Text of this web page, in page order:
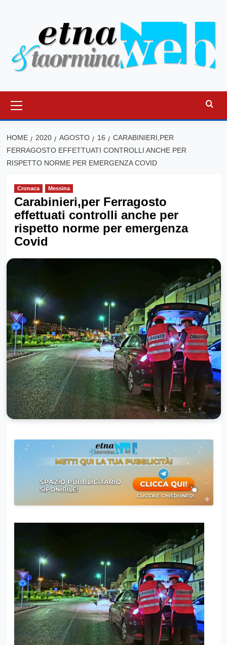
principale
HOME 2020 AGOSTO 16
CARABINIERI,PER
FERRAGOSTO EFFETTUATI CONTROLLI ANCHE PER
RISPETTO NORME PER EMERGENZA COVID
Cronaca Messina
Carabinieri,per Ferragosto
effettuati controlli anche per
rispetto norme per emergenza
Covid